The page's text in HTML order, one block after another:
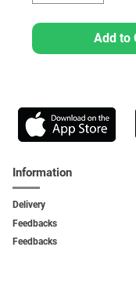
Add to
Information
Delivery
Feedbacks
Feedbacks